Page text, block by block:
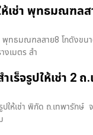
ห้เช่า พุทธมณฑล
พุทธมณฑลสาย8 โกดังขน
งเมตร สำ
เร็จรูปให้เช่า 2
ปให้เช่า พิกัด ถ.เทพารักษ์